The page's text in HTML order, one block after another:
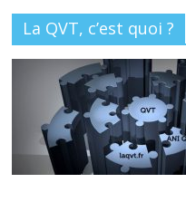
o
o
k
dI
n
st
La QVT, c’est quoi ?